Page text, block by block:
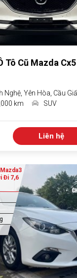
Tô Cũ Mazda
Nghệ, Yên Hòa, Cầu
km SUV
Liên hệ
Đi 7,6